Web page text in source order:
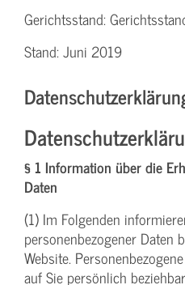
Gerichtsstand:
Stand: Juni 2019
§ 1 Information über die
Daten
(1) Im Folgenden
personenbezogener Daten
Website.
auf Sie persönlich